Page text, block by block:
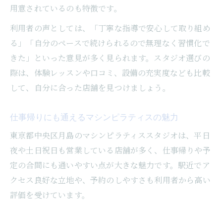
用意されているのも特徴です。
利用者の声としては、「丁寧な指導で安心して取り組め
る」「自分のペースで続けられるので無理なく習慣化で
きた」といった意見が多く見られます。スタジオ選びの
際は、体験レッスンや口コミ、設備の充実度なども比較
して、自分に合った店舗を見つけましょう。
仕事帰りにも通えるマシンピラティスの魅力
東京都中央区月島のマシンピラティススタジオは、平日
夜や土日祝日も営業している店舗が多く、仕事帰りや予
定の合間にも通いやすい点が大きな魅力です。駅近でア
クセス良好な立地や、予約のしやすさも利用者から高い
評価を受けています。